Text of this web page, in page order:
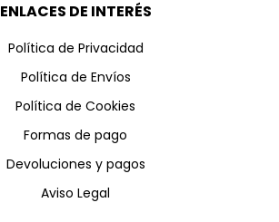
ENLACES DE INTERÉS
Política de Privacidad
Política de Envíos
Política de Cookies
Formas de pago
Devoluciones y pagos
Aviso Legal